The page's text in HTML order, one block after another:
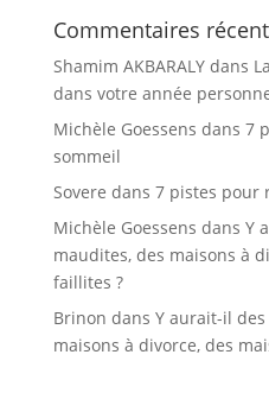
Commentaires
Shamim AKBARALYdans
dans votre année
Michèle Goessens dans 7
sommeil
Sovere dans 7 pistes pour
Michèle Goessens dans Y
maudites, des maisons à
faillites ?
Brinon dans Y aurait-il
maisons à divorce, des